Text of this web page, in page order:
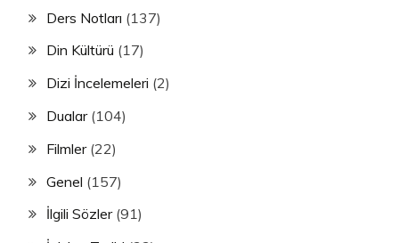
Ders Notları (137)
Din Kültürü (17)
Dizi İncelemeleri (2)
Dualar(104)
Filmler(22)
Genel (157)
İlgili Sözler(91)